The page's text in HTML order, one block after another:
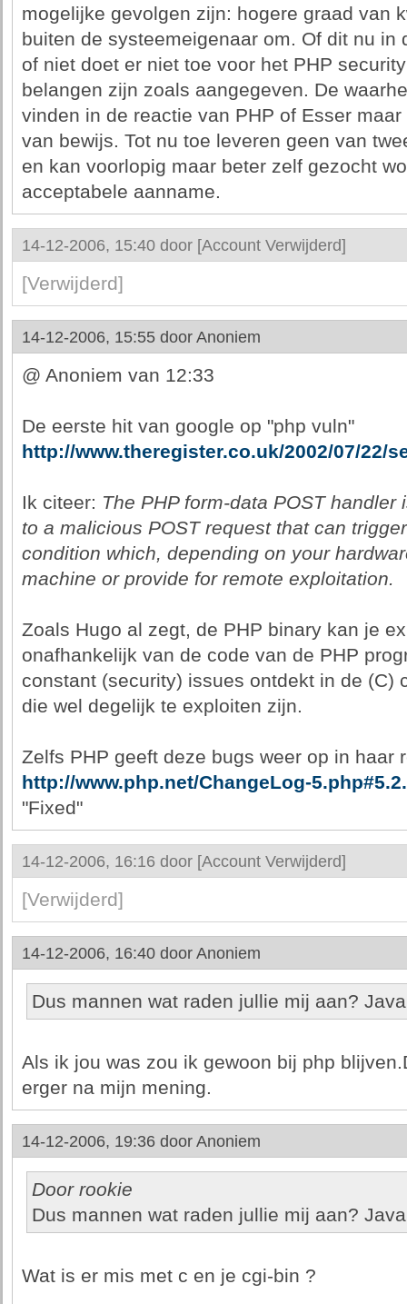
mogelijke gevolgen zijn: hogere graad van
buiten de systeemeigenaar om. Of dit nu in
of niet doet er niet toe voor het PHP
belangen zijn zoals aangegeven. De
vinden in de reactie van PHP of Esser
van bewijs. Tot nu toe leveren geen van
en kan voorlopig maar beter zelf gezocht
acceptabele aanname.
14-12-2006, 15:40 door [Account Verwijderd]
[Verwijderd]
14-12-2006, 15:55 door Anoniem
@ Anoniem van 12:33
De eerste hit van google op "php vuln"
http://www.theregister.co.uk/2002/07/22/
Ik citeer: The PHP form-data POST handler
to a malicious POST request that can
condition which, depending on your
machine or provide for remote exploitation.
Zoals Hugo al zegt, de PHP binary kan je
onafhankelijk van de code van de PHP
constant (security) issues ontdekt in de (C)
die wel degelijk te exploiten zijn.
Zelfs PHP geeft deze bugs weer op in haar
http://www.php.net/ChangeLog-
"Fixed"
14-12-2006, 16:16 door [Account Verwijderd]
[Verwijderd]
14-12-2006, 16:40 door Anoniem
Dus mannen wat raden jullie mij aan?
Als ik jou was zou ik gewoon bij php
erger na mijn mening.
14-12-2006, 19:36 door Anoniem
Door rookie
Dus mannen wat raden jullie mij aan?
Wat is er mis met c en je cgi-bin ?